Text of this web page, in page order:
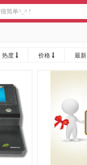
热度 价格 最新